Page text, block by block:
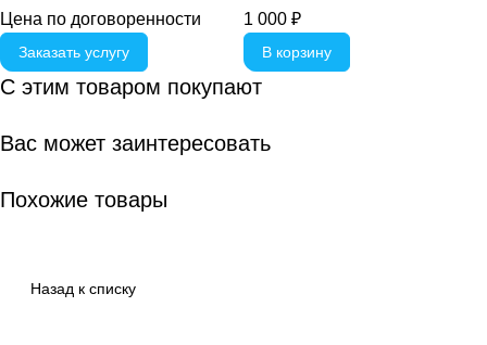
Цена по договоренности
Заказать услугу
1 000 ₽
В корзину
С этим товаром покупают
Вас может заинтересовать
Похожие товары
Назад к списку